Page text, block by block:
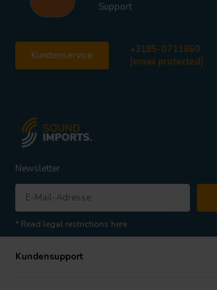
Support
Kundenservice
+3185-0711860
[email protected]
Newsletter
* Read legal restrictions here
Kundensupport